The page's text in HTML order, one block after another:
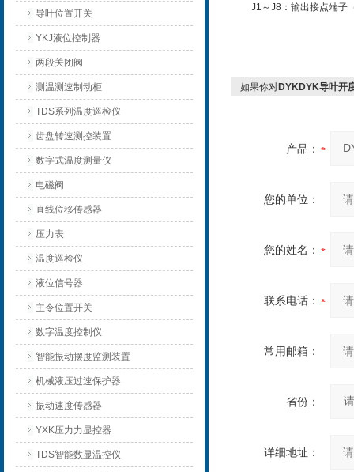
导叶位置开关
YKJ液位控制器
两段关闭阀
测温测速制动柜
TDS系列温度巡检仪
齿盘转速测控装置
数字式温度测量仪
电磁阀
直线位移传感器
压力表
温度巡检仪
液位信号器
主令位置开关
数字温度控制仪
智能振动摆度监测装置
机械液压过速保护器
振动速度传感器
YXK压力力显控器
TDS智能数显温控仪
J1～J8：输出接点端子
如果你对DYKDYK导叶开
产品：
您的单位：
您的姓名：
联系电话：
常用邮箱：
省份：
详细地址：